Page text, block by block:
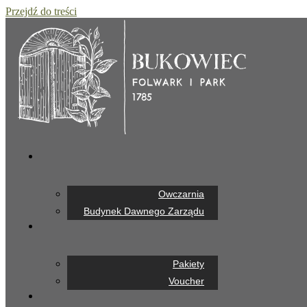
Przejdź do treści
Owczarnia
Budynek Dawnego Zarządu
Pakiety
Voucher